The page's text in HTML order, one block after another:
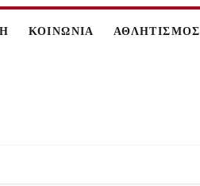
ΚΟΙΝΩΝΙΑ ΑΘΛΗΤΙΣΜΟΣ